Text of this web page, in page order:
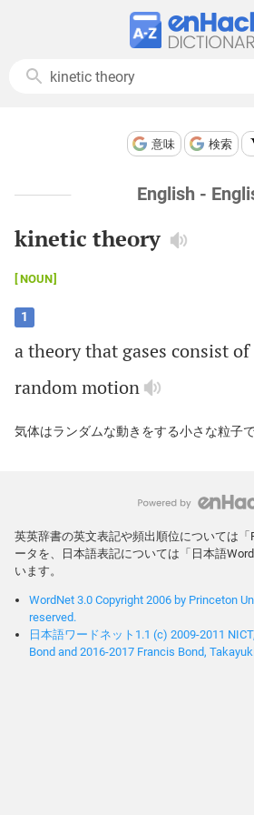
意味 検索
English -
kinetic theory
NOUN
1
atheorythat gases consistof
randommotion
気体はランダムな動きをする小さな粒子
英英辞書の英文表記や頻出順位については「
ータを、日本語表記については「日本語
います。
WordNet 3.0 Copyright 2006 by Princeton
reserved.
日本語ワードネット1.1 (c) 2009-2011
Bond and 2016-2017 Francis Bond,